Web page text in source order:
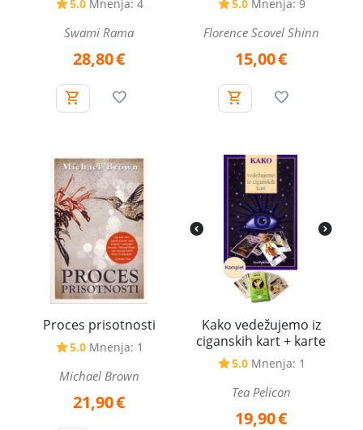
5.0 Mnenja: 4
Swami Rama
28,80€
5.0 Mnenja: 9
Florence Scovel Shinn
15,00€
Proces prisotnosti
5.0 Mnenja: 1
Michael Brown
21,90€
Kako vedežujemo iz
ciganskih kart + karte
5.0 Mnenja: 1
Tea Pelicon
19,90€